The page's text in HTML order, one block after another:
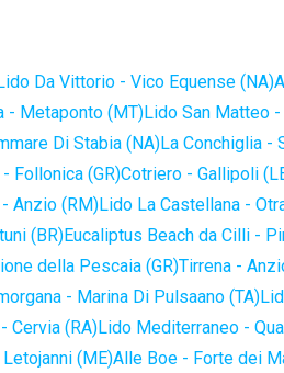
Da Vittorio - Vico Equense (NA)
- Metaponto (MT)Lido San Matteo
Di Stabia (NA)La Conchiglia -
Follonica (GR)Cotriero - Gallipoli
Anzio (RM)Lido La Castellana -
(BR)Eucaliptus Beach da Cilli -
della Pescaia (GR)Tirrena -
- Marina Di Pulsaano (TA)
Cervia (RA)Lido Mediterraneo -
(ME)Alle Boe - Forte dei